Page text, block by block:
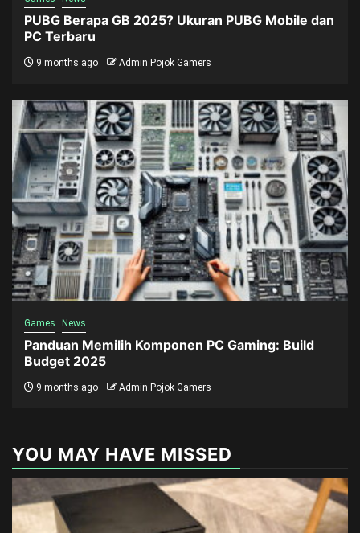
PUBG Berapa GB 2025? Ukuran PUBG Mobile dan
PC Terbaru
9 months ago Admin Pojok Gamers
Games News
Panduan Memilih Komponen PC Gaming: Build
Budget 2025
9 months ago Admin Pojok Gamers
YOU MAY HAVE MISSED